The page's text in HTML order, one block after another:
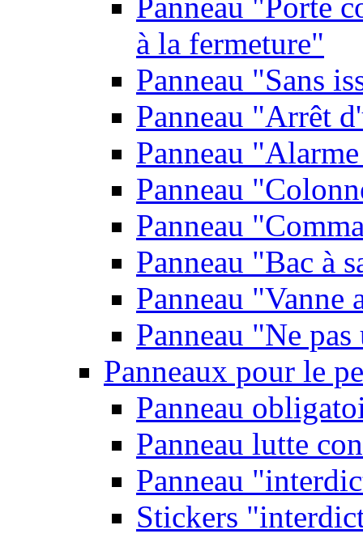
à la fermeture"
Panneau "Sans
Panneau "Arrêt
Panneau
Panneau
Panneau
Panneau "Bac à
Panneau "Vanne
Panneau "Ne
Panneaux pour le
Panneau
Panneau lutte
Panneau
Stickers